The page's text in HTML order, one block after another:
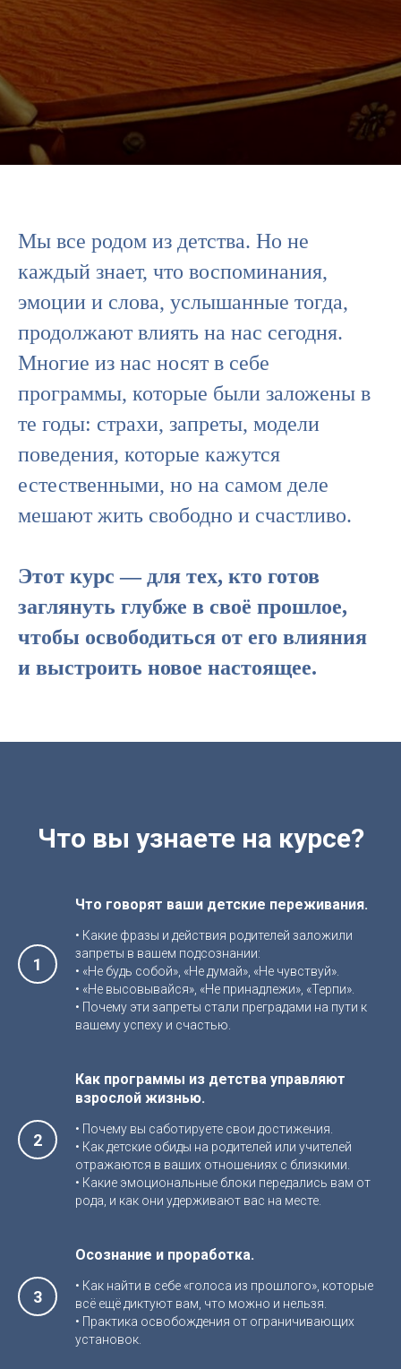
Мы все родом из детства. Но не
каждый знает, что воспоминания,
эмоции и слова, услышанные тогда,
продолжают влиять на нас сегодня.
Многие из нас носят в себе
программы, которые были заложены в
те годы: страхи, запреты, модели
поведения, которые кажутся
естественными, но на самом деле
мешают жить свободно и счастливо.
Этот курс — для тех, кто готов
заглянуть глубже в своё прошлое,
чтобы освободиться от его влияния
и выстроить новое настоящее.
Что вы узнаете на курсе?
Что говорят ваши детские переживания.
• Какие фразы и действия родителей заложили
запреты в вашем подсознании:
• «Не будь собой», «Не думай», «Не чувствуй».
• «Не высовывайся», «Не принадлежи», «Терпи».
• Почему эти запреты стали преградами на пути к
вашему успеху и счастью.
Как программы из детства управляют
взрослой жизнью.
• Почему вы саботируете свои достижения.
• Как детские обиды на родителей или учителей
отражаются в ваших отношениях с близкими.
• Какие эмоциональные блоки передались вам от
рода, и как они удерживают вас на месте.
Осознание и проработка.
• Как найти в себе «голоса из прошлого», которые
всё ещё диктуют вам, что можно и нельзя.
• Практика освобождения от ограничивающих
установок.